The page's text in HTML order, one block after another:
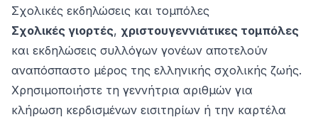
Σχολικές εκδηλώσεις και τομπόλες
Σχολικές γιορτές, χριστουγεννιάτικες τομπόλες
και εκδηλώσεις συλλόγων γονέων αποτελούν
αναπόσπαστο μέρος της ελληνικής σχολικής ζωής.
Χρησιμοποιήστε τη γεννήτρια αριθμών για
κλήρωση κερδισμένων εισιτηρίων ή την καρτέλα